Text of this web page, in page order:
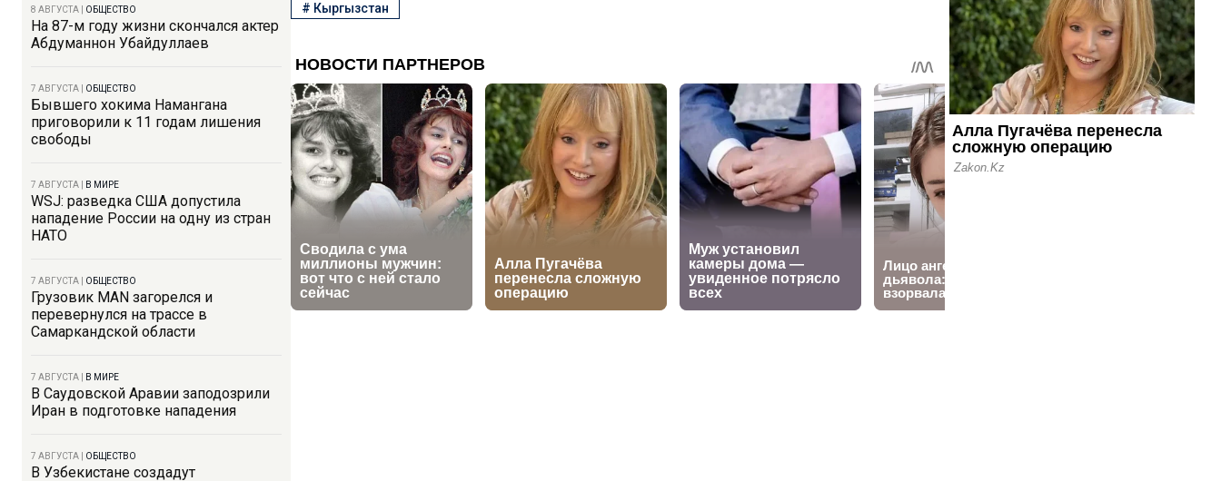
8 АВГУСТА ОБЩЕСТВО
На 87-м году жизни скончался актер
Абдуманнон Убайдуллаев
7 АВГУСТА ОБЩЕСТВО
Бывшего хокима Намангана
приговорили к 11 годам лишения
свободы
7 АВГУСТА В МИРЕ
WSJ: разведка США допустила
нападение России на одну из стран
НАТО
7 АВГУСТА ОБЩЕСТВО
Грузовик MAN загорелся и
перевернулся на трассе в
Самаркандской области
7 АВГУСТА В МИРЕ
В Саудовской Аравии заподозрили
Иран в подготовке нападения
7 АВГУСТА ОБЩЕСТВО
В Узбекистане создадут
# Кыргызстан